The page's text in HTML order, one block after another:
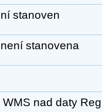
stanoven
stanovena
nad daty